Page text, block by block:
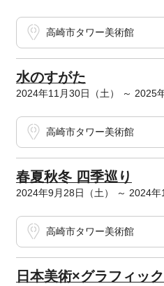
高崎市タワー美術館
水のすがた
2024年11月30日（土） ～ 2025
高崎市タワー美術館
春夏秋冬 四季巡り
2024年9月28日（土） ～ 2024年
高崎市タワー美術館
日本美術×グラフィッ